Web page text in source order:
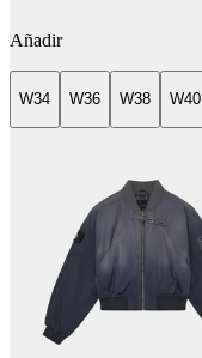
Añadir
W34 W36 W38 W40